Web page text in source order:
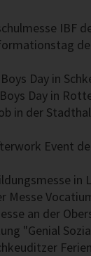
IBF
Day in
Day in
in der
Event
in
Messe
an der
"Genial
Reutlingen